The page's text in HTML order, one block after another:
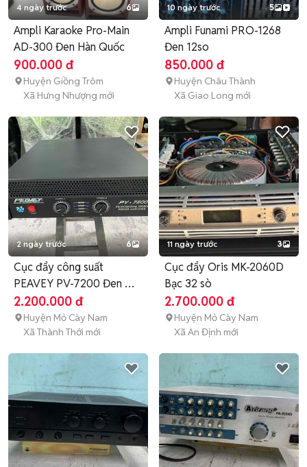
4 ngày trước 6
Ampli Karaoke Pro-Main
AD-300 Đen Hàn Quốc
900.000 đ
Huyện Giồng Trôm
Xã Hưng Nhượng mới
10 ngày trước 5
Ampli Funami PRO-1268
Đen 12so
850.000 đ
Huyện Châu Thành
Xã Giao Long mới
2 ngày trước 6
Cục đẩy công suất
PEAVEY PV-7200 Đen Đã
sử dụng
2.200.000 đ
Huyện Mỏ Cày Nam
Xã Thành Thới mới
11 ngày trước 3
Cục đẩy Oris MK-2060D
Bạc 32 sò
2.700.000 đ
Huyện Mỏ Cày Nam
Xã An Định mới